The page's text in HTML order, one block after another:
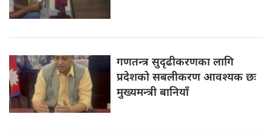
गणतन्त्र सुदृढीकरणकालागि
प्रदेशको सबलीकरण आवश्यक छः
मुख्यमन्त्री बानियाँ